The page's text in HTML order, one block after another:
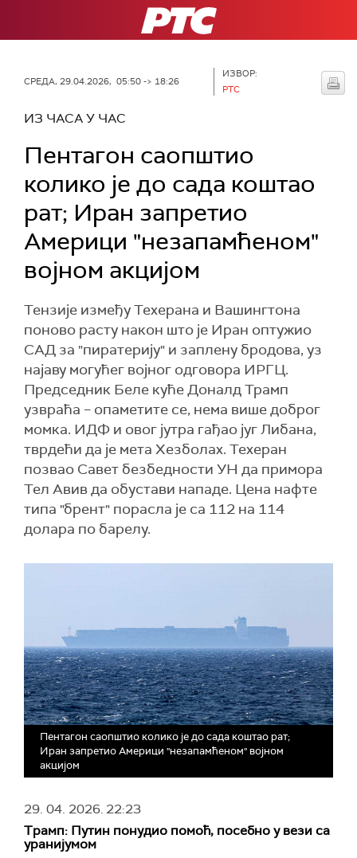
РТС
СРЕДА, 29.04.2026, 05:50 -> 18:26
ИЗВОР:
РТС
ИЗ ЧАСА У ЧАС
Пентагон саопштио
колико је до сада коштао
рат; Иран запретио
Америци "незапамћеном"
војном акцијом
Тензије између Техерана и Вашингтона
поново расту након што је Иран оптужио
САД за "пиратерију" и заплену бродова, уз
најаву могућег војног одговора ИРГЦ.
Председник Беле куће Доналд Трамп
узвраћа – опаметите се, нема више доброг
момка. ИДФ и овог јутра гађао југ Либана,
тврдећи да је мета Хезболах. Техеран
позвао Савет безбедности УН да примора
Тел Авив да обустави нападе. Цена нафте
типа "брент" порасла је са 112 на 114
долара по барелу.
Пентагон саопштио колико је до сада коштао рат;
Иран запретио Америци "незапамћеном" војном
акцијом
29. 04. 2026.22:23
Трамп: Путин понудио помоћ, посебно у вези са
уранијумом